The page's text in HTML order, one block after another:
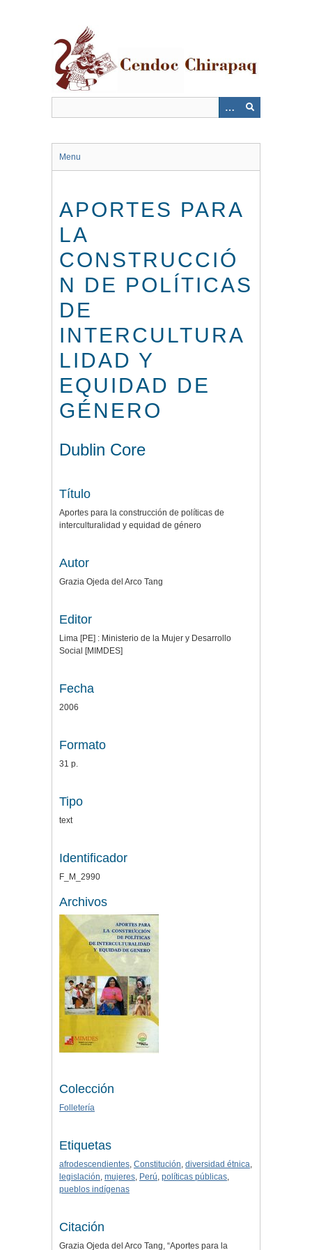
Menu
APORTES PARA
LA
CONSTRUCCIÓ
N DE POLÍTICAS
DE
INTERCULTURA
LIDAD Y
EQUIDAD DE
GÉNERO
Dublin Core
Título
Aportes para la construcción de políticas de
interculturalidad y equidad de género
Autor
Grazia Ojeda del Arco Tang
Editor
Lima [PE] : Ministerio de la Mujer y Desarrollo
Social [MIMDES]
Fecha
2006
Formato
31 p.
Tipo
text
Identificador
F_M_2990
Archivos
Colección
Folletería
Etiquetas
afrodescendientes, Constitución, diversidad étnica,
legislación, mujeres, Perú, políticas públicas,
pueblos indígenas
Citación
Grazia Ojeda del Arco Tang, “Aportes para la